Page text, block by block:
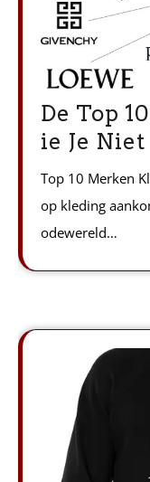
De Top
ie Je
Top 10 Merken
op kleding
odewereld…